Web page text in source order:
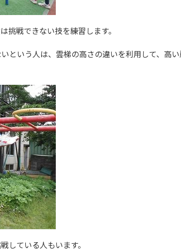
挑戦できない技を練習します。
という人は、雲梯の高さの違いを利用して、高
している人もいます。